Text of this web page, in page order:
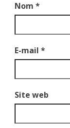
Nom *
E-mail *
Site web